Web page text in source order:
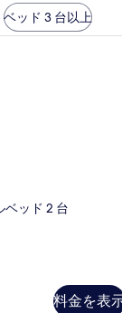
ベッド 3 台以上
ベッド 2 台
料金を表